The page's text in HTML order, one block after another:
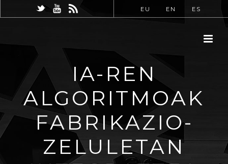
EU EN ES
IA-REN
ALGORITMOAK
FABRIKAZIO-
ZELULETAN